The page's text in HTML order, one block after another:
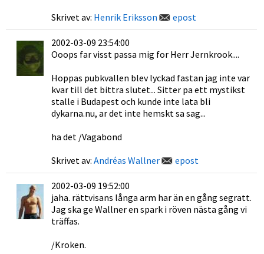
Skrivet av: Henrik Eriksson epost
2002-03-09 23:54:00
Ooops far visst passa mig for Herr Jernkrook....
Hoppas pubkvallen blev lyckad fastan jag inte var
kvar till det bittra slutet... Sitter pa ett mystikst
stalle i Budapest och kunde inte lata bli
dykarna.nu, ar det inte hemskt sa sag...
ha det /Vagabond
Skrivet av: Andréas Wallner epost
2002-03-09 19:52:00
jaha. rättvisans långa arm har än en gång segratt.
Jag ska ge Wallner en spark i röven nästa gång vi
träffas.
/Kroken.